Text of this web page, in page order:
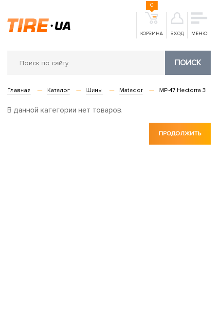
КОРЗИНА
0
ВХОД МЕНЮ
ПОИСК
Главная Каталог Шины Matador MP-47 Hectorra 3
В данной категории нет товаров.
ПРОДОЛЖИТЬ